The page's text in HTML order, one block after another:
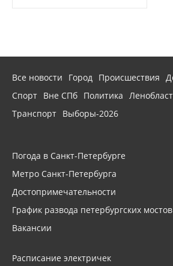
Все новости Город Происшествия
Спорт Вне СПб Политика
Транспорт Выборы-2026
Погода в Санкт-Петербурге
Метро Санкт-Петербурга
Достопримечательности
График развода петербургских мостов
Вакансии
Расписание электричек